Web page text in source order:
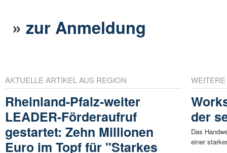
»zur Anmeldung
AKTUELLE ARTIKEL AUS REGION
Rheinland-Pfalz-weiter
LEADER-Förderaufruf
gestartet: Zehn Millionen
Euro im Topf für "Starkes
der
Das
einer